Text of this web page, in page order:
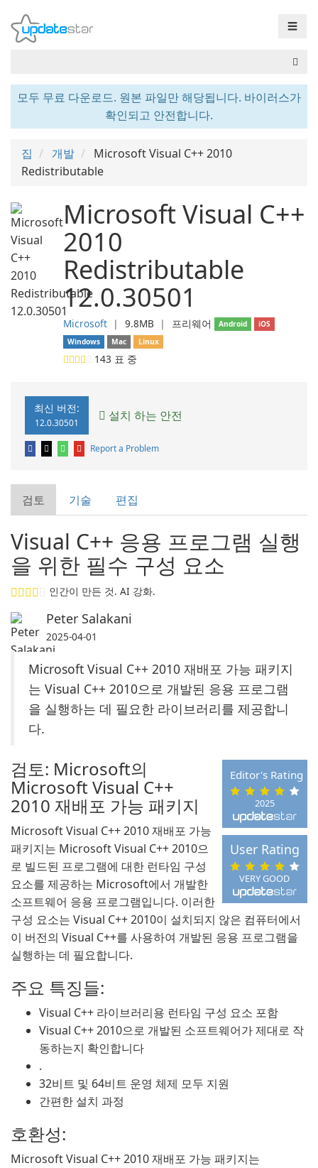
☰
모두 무료 다운로드. 원본 파일만 해당됩니다. 바이러스가
확인되고 안전합니다.
집 개발
Microsoft Visual C++ 2010
Redistributable
Microsoft Visual C++
2010
Redistributable
12.0.30501
Microsoft ❘ 9.8MB ❘ 프리웨어 Android
iOS
Windows
Mac Linux
143 표 중
최신 버전:
12.0.30501 설치 하는 안전
Report a Problem
검토 기술 편집
Visual C++ 응용 프로그램 실행
을 위한 필수 구성 요소
인간이 만든 것. AI 강화.
Peter Salakani
2025-04-01
Microsoft Visual C++ 2010 재배포 가능 패키지
는 Visual C++ 2010으로 개발된 응용 프로그램
을 실행하는 데 필요한 라이브러리를 제공합니
다.
2025
Editor's Rating
VERY GOOD
User Rating
검토: Microsoft의
Microsoft Visual C++
2010 재배포 가능 패키지
Microsoft Visual C++ 2010 재배포 가능
패키지는 Microsoft Visual C++ 2010으
로 빌드된 프로그램에 대한 런타임 구성
요소를 제공하는 Microsoft에서 개발한
소프트웨어 응용 프로그램입니다. 이러한
구성 요소는 Visual C++ 2010이 설치되지 않은 컴퓨터에서
이 버전의 Visual C++를 사용하여 개발된 응용 프로그램을
실행하는 데 필요합니다.
주요 특징들:
Visual C++ 라이브러리용 런타임 구성 요소 포함
Visual C++ 2010으로 개발된 소프트웨어가 제대로 작
동하는지 확인합니다
.
32비트 및 64비트 운영 체제 모두 지원
간편한 설치 과정
호환성:
Microsoft Visual C++ 2010 재배포 가능 패키지는